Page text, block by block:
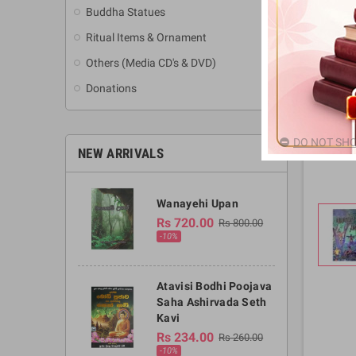
Buddha Statues
Ritual Items & Ornament
Others (Media CD's & DVD)
Donations
NEW ARRIVALS
Wanayehi Upan
Rs 720.00 Rs 800.00
-10%
Atavisi Bodhi Poojava
Saha Ashirvada Seth
Kavi
Rs 234.00 Rs 260.00
-10%
DO NOT